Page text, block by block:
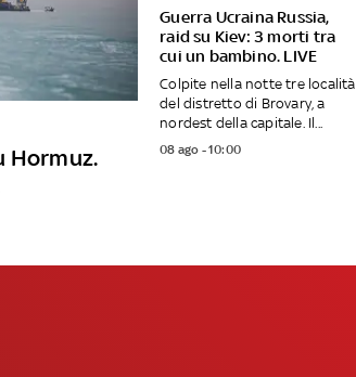
Hormuz.
Guerra Ucraina Russia,
raid su Kiev: 3 morti tra
cui un bambino. LIVE
Colpite nella notte tre località
del distretto di Brovary, a
nordest della capitale. Il...
08 ago - 10:00